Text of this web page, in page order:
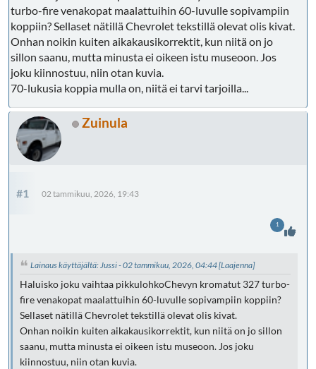
turbo-fire venakopat maalattuihin 60-luvulle sopivampiin
koppiin? Sellaset nätillä Chevrolet tekstillä olevat olis kivat.
Onhan noikin kuiten aikakausikorrektit, kun niitä on jo
sillon saanu, mutta minusta ei oikeen istu museoon. Jos
joku kiinnostuu, niin otan kuvia.
70-lukusia koppia mulla on, niitä ei tarvi tarjoilla...
Zuinula
#1 02 tammikuu, 2026, 19:43
Lainaus käyttäjältä: Jussi - 02 tammikuu, 2026, 04:44[Laajenna]
Haluisko joku vaihtaa pikkulohkoChevyn kromatut 327 turbo-
fire venakopat maalattuihin 60-luvulle sopivampiin koppiin?
Sellaset nätillä Chevrolet tekstillä olevat olis kivat.
Onhan noikin kuiten aikakausikorrektit, kun niitä on jo sillon
saanu, mutta minusta ei oikeen istu museoon. Jos joku
kiinnostuu, niin otan kuvia.
1